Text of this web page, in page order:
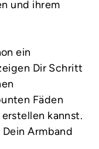
und ihrem
ein
Dir Schritt
Fäden
kannst.
Armband